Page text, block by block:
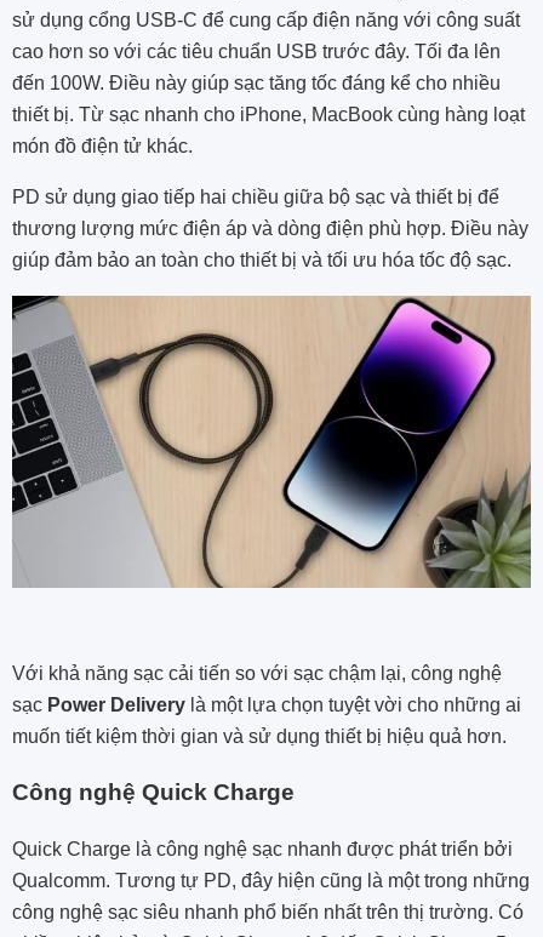
sử dụng cổng USB-C để cung cấp điện năng với công suất
cao hơn so với các tiêu chuẩn USB trước đây. Tối đa lên
đến 100W. Điều này giúp sạc tăng tốc đáng kể cho nhiều
thiết bị. Từ sạc nhanh cho iPhone, MacBook cùng hàng loạt
món đồ điện tử khác.
PD sử dụng giao tiếp hai chiều giữa bộ sạc và thiết bị để
thương lượng mức điện áp và dòng điện phù hợp. Điều này
giúp đảm bảo an toàn cho thiết bị và tối ưu hóa tốc độ sạc.
Với khả năng sạc cải tiến so với sạc chậm lại, công nghệ
sạc Power Delivery là một lựa chọn tuyệt vời cho những ai
muốn tiết kiệm thời gian và sử dụng thiết bị hiệu quả hơn.
Công nghệ Quick Charge
Quick Charge là công nghệ sạc nhanh được phát triển bởi
Qualcomm. Tương tự PD, đây hiện cũng là một trong những
công nghệ sạc siêu nhanh phổ biến nhất trên thị trường. Có